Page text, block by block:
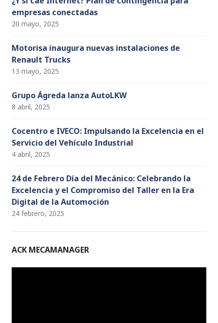
empresas conectadas
20 mayo, 2025
Motorisa inaugura nuevas instalaciones de
Renault Trucks
13 mayo, 2025
Grupo Ágreda lanza AutoLKW
8 abril, 2025
Cocentro e IVECO: Impulsando la Excelencia en el
Servicio del Vehículo Industrial
4 abril, 2025
24 de Febrero Día del Mecánico: Celebrando la
Excelencia y el Compromiso del Taller en la Era
Digital de la Automoción
24 febrero, 2025
ACK MECAMANAGER